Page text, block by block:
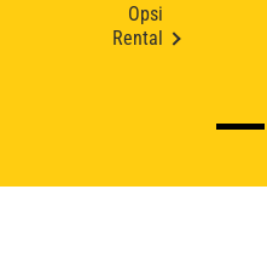
Opsi
Rental